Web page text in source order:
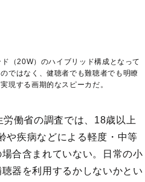
（20W）のハイブリッド構成となって
ではなく、健聴者でも難聴者でも明瞭
現する画期的なスピーカだ。
働省の調査では、18歳以上
や疾病などによる軽度・中等
合含まれていない。日常の小
器を利用するかしないかとい